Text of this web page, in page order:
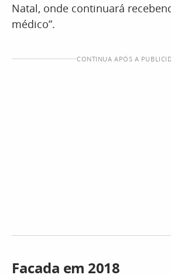
Natal, onde continuará
médico”.
CONTINUA APÓS A
Facada em 2018